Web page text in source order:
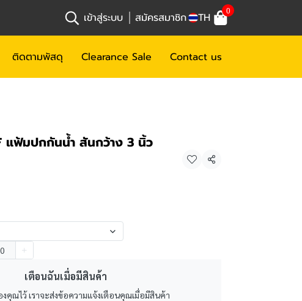
เข้าสู่ระบบ สมัครสมาชิก TH 0
ติดตามพัสดุ Clearance Sale Contact us
แฟ้มปกกันน้ำ สันกว้าง 3 นิ้ว
แชร์
เตือนฉันเมื่อมีสินค้า
งคุณไว้ เราจะส่งข้อความแจ้งเตือนคุณเมื่อมีสินค้า